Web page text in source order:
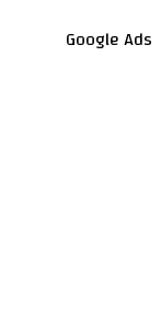
Google Ads